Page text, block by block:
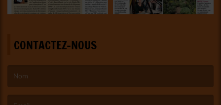
CONTACTEZ-NOUS